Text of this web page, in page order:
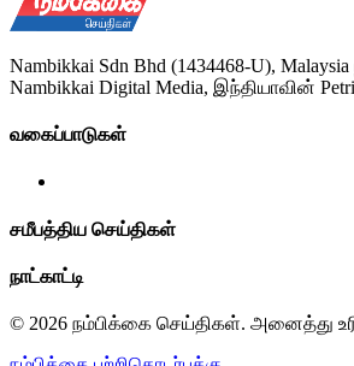
Nambikkai Sdn Bhd (1434468-U),
Nambikkai Digital Media, இந்தியாவின்
வகைப்பாடுகள்
சமீபத்திய செய்திகள்
நாட்காட்டி
© 2026 நம்பிக்கை செய்திகள். அனைத்து